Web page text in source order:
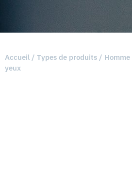
Accueil / Types de produits / Homme
yeux